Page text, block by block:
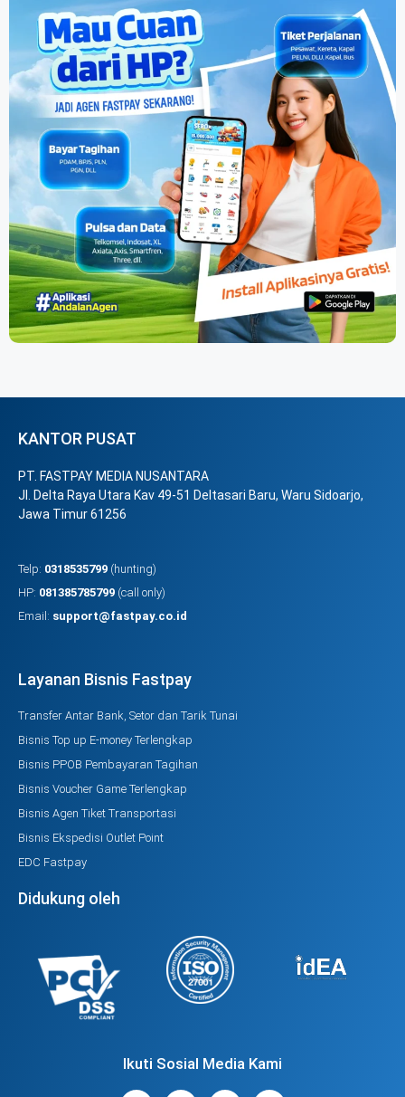
KANTOR PUSAT
PT. FASTPAY MEDIA NUSANTARA
Jl. Delta Raya Utara Kav 49-51 Deltasari Baru, Waru Sidoarjo,
Jawa Timur 61256
Telp: 0318535799 (hunting)
HP: 081385785799 (call only)
Email: support@fastpay.co.id
Layanan Bisnis Fastpay
Transfer Antar Bank, Setor dan Tarik Tunai
Bisnis Top up E-money Terlengkap
Bisnis PPOB Pembayaran Tagihan
Bisnis Voucher Game Terlengkap
Bisnis Agen Tiket Transportasi
Bisnis Ekspedisi Outlet Point
EDC Fastpay
Didukung oleh
Ikuti Sosial Media Kami